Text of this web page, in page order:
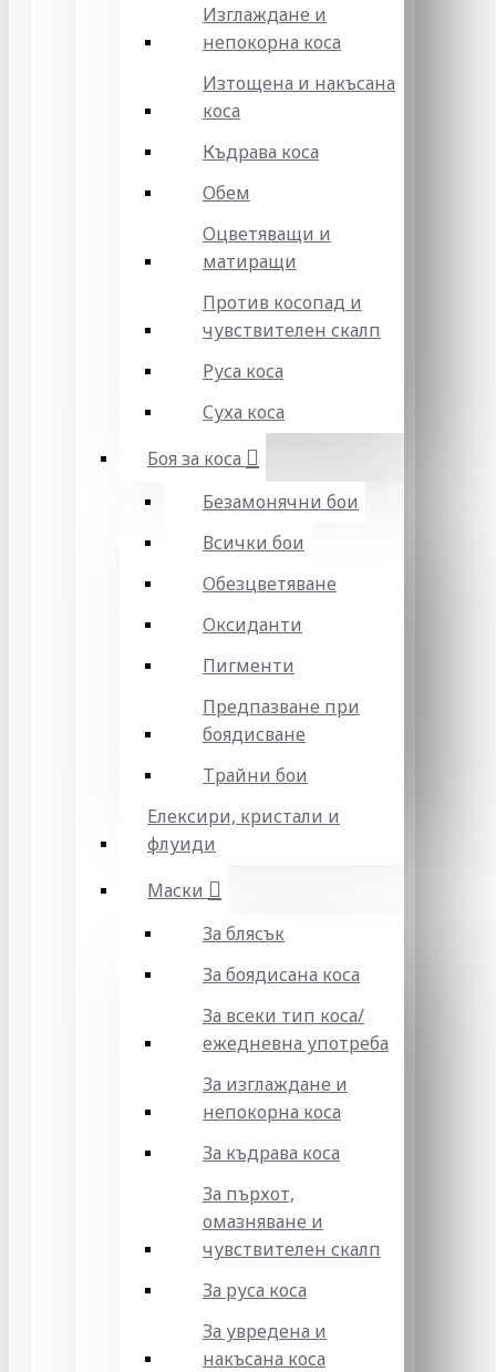
Изглаждане и
непокорна коса
Изтощена и накъсана
коса
Къдрава коса
Обем
Оцветяващи и
матиращи
Против косопад и
чувствителен скалп
Руса коса
Суха коса
Боя за коса
Безамонячни бои
Всички бои
Обезцветяване
Оксиданти
Пигменти
Предпазване при
боядисване
Трайни бои
Елексири, кристали и
флуиди
Маски
За блясък
За боядисана коса
За всеки тип коса/
ежедневна употреба
За изглаждане и
непокорна коса
За къдрава коса
За пърхот,
омазняване и
чувствителен скалп
За руса коса
За увредена и
накъсана коса